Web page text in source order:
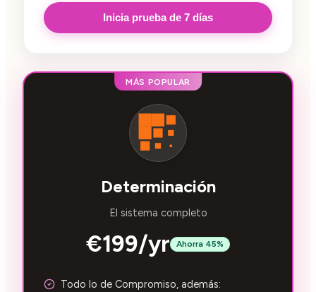
Inicia prueba de 7 días
MÁS POPULAR
Determinación
El sistema completo
€199/yr Ahorra 45%
Todo lo de Compromiso, además: